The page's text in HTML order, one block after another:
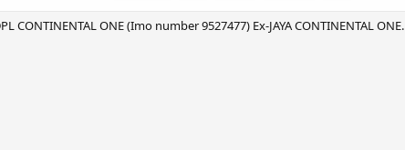
г
CONTINENTAL ONE (Imo number 9527477) Ex-JAYA CONTINENTAL ONE.